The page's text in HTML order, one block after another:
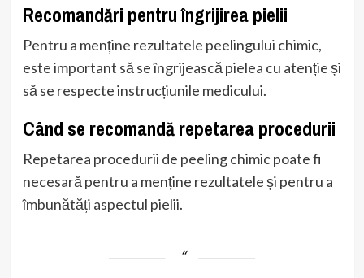
Recomandări pentru îngrijirea pielii
Pentru a menține rezultatele peelingului chimic,
este important să se îngrijească pielea cu atenție și
să se respecte instrucțiunile medicului.
Când se recomandă repetarea procedurii
Repetarea procedurii de peeling chimic poate fi
necesară pentru a menține rezultatele și pentru a
îmbunătăți aspectul pielii.